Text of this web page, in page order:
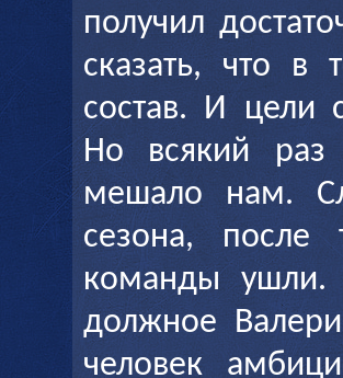
получил
сказать, что
состав. И цели
Но всякий раз
мешало нам.
сезона, после
команды ушли.
должное
человек